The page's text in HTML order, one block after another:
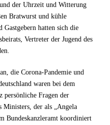
der Uhrzeit und Witterung
Bratwurst und kühle
Gastgebern hatten sich die
Vertreter der Jugend des
die Corona-Pandemie und
waren bei dem
persönliche Fragen der
Ministers, der als „Angela
Bundeskanzleramt koordiniert